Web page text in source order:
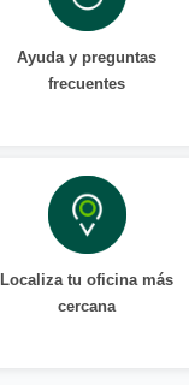
Ayuda y preguntas
frecuentes
Localiza tu oficina más
cercana